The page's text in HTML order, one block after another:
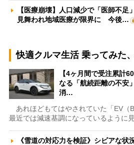
【医療崩壊】人口減少で「医師不足
見舞われ地域医療が限界に 今後…
快適クルマ生活 乗ってみた
【4ヶ月間で受注累計
なる「航続距離の不安
消…
あれほどもてはやされていた「EV（
最近では減速基調になっているように
《雪道の対応力を検証》シビアな状